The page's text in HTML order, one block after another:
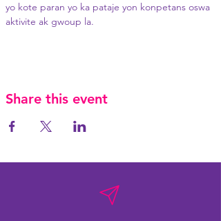
yo kote paran yo ka pataje yon konpetans oswa
aktivite ak gwoup la.
Share this event